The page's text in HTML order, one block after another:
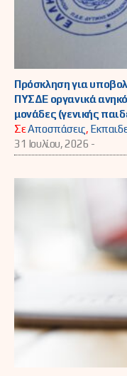
Πρόσκληση για
ΠΥΣΔΕ οργανικά
μονάδες (γενικής
ΣεΑποσπάσεις,
31 Ιουλίου, 2026 -